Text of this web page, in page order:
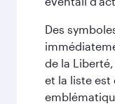
Des
de la
et la liste est